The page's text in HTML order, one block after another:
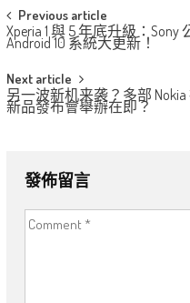
Post
navigation
Previous article
Xperia 1 與 5 年底升級：
Android 10 系統大更新！
Next article
另一波新机来袭？多部 Nokia
新品發布會舉辦在即？
發佈留言